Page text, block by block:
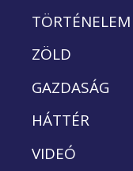
TÖRTÉNELEM
ZÖLD
GAZDASÁG
HÁTTÉR
VIDEÓ